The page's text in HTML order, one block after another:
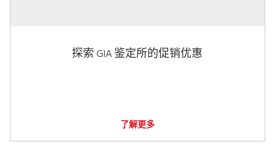
探索 GIA 鉴定所的促销优惠
了解更多